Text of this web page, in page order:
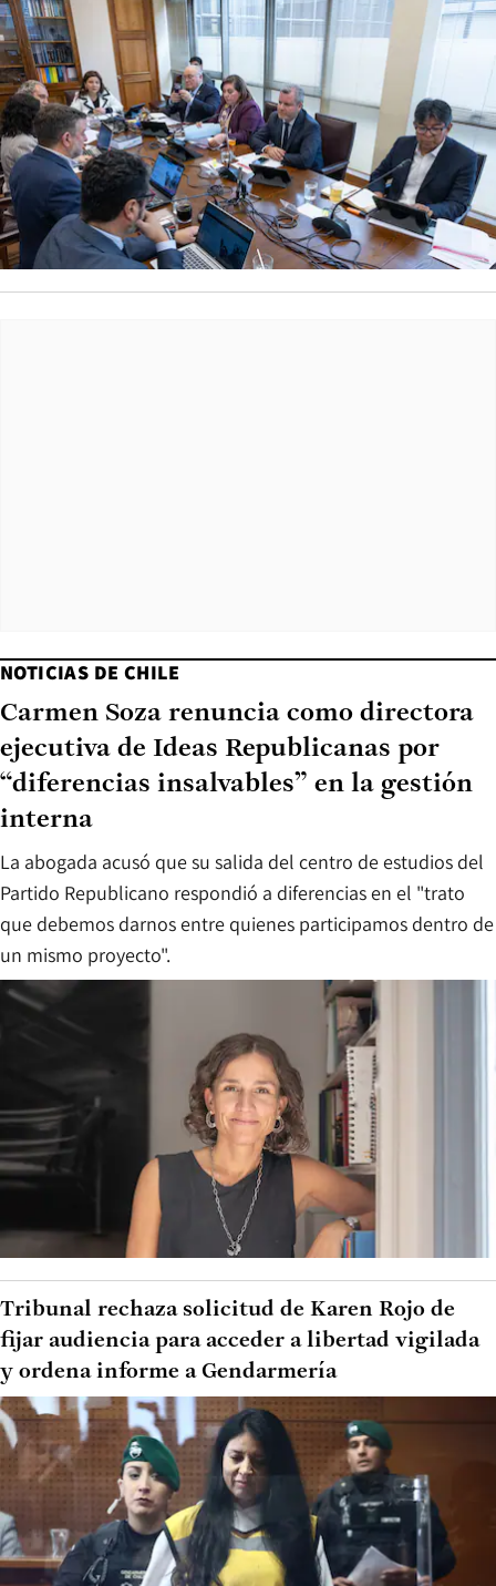
NOTICIAS DE CHILE
La abogada acusó que su salida del centro de estudios del
Partido Republicano respondió a diferencias en el "trato
que debemos darnos entre quienes participamos dentro de
un mismo proyecto".
Carmen Soza renuncia como directora
ejecutiva de Ideas Republicanas por
“diferencias insalvables” en la gestión
interna
Tribunal rechaza solicitud de Karen Rojo de
fijar audiencia para acceder a libertad vigilada
y ordena informe a Gendarmería